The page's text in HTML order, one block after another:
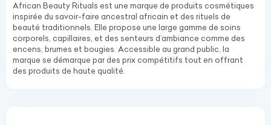
African Beauty Rituals est une marque de produits cosmétiques
inspirée du savoir-faire ancestral africain et des rituels de
beauté traditionnels. Elle propose une large gamme de soins
corporels, capillaires, et des senteurs d’ambiance comme des
encens, brumes et bougies. Accessible au grand public, la
marque se démarque par des prix compétitifs tout en offrant
des produits de haute qualité.